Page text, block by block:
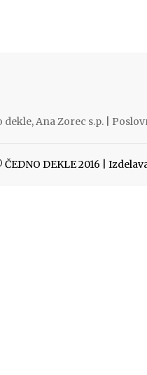
Ana Zorec s.p. |
DEKLE 2016 |